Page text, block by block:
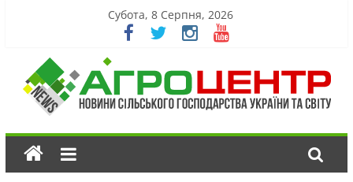
Субота, 8 Серпня, 2026